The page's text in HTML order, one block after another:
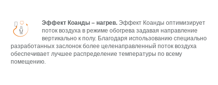
Эффект Коанды – нагрев. Эффект Коанды оптимизирует
поток воздуха в режиме обогрева задавая направление
вертикально к полу. Благодаря использованию специально
разработанных заслонок более целенаправленный поток воздуха
обеспечивает лучшее распределение температуры по всему
помещению.